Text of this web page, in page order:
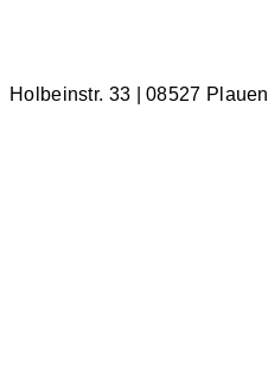
Holbeinstr. 33 | 08527 Plauen